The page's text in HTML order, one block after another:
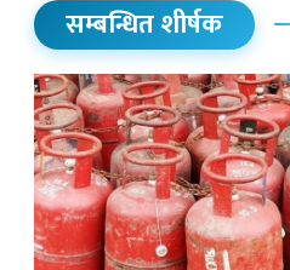
सम्बन्धित शीर्षक